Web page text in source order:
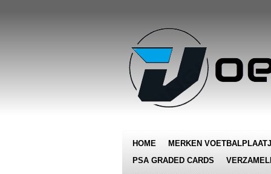
HOME MERKEN
PSA GRADED CARDS